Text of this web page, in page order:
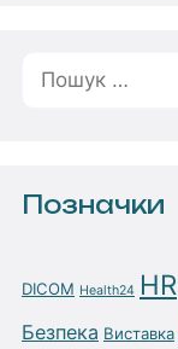
Позначки
DICOM Health24 HR
Безпека Виставка